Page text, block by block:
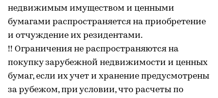
недвижимым имуществом и ценными
бумагами распространяется на приобретение
и отчуждение их резидентами.
!! Ограничения не распространяются на
покупку зарубежной недвижимости и ценных
бумаг, если их учет и хранение предусмотрены
за рубежом, при условии, что расчеты по